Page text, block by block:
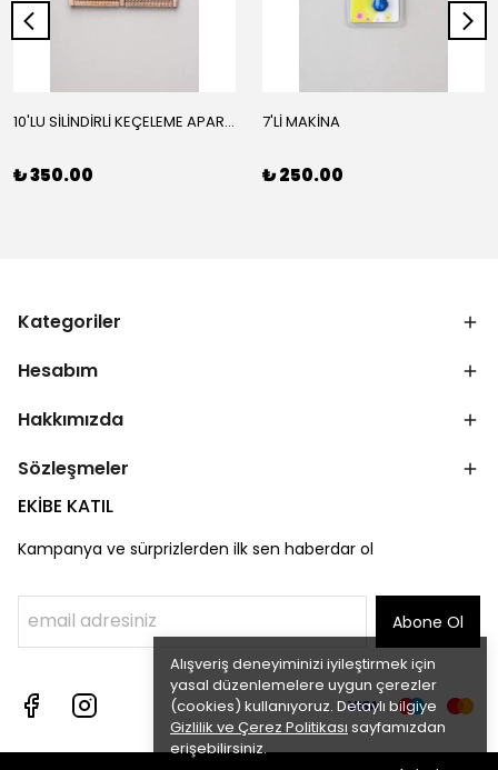
Alışveriş deneyiminizi iyileştirmek için
yasal düzenlemelere uygun çerezler
(cookies) kullanıyoruz. Detaylı bilgiye
Gizlilik ve Çerez Politikası sayfamızdan
erişebilirsiniz.
10'LU SİLİNDİRLİ KEÇELEME APARATI
₺ 350.00
7'Lİ MAKİNA
₺ 250.00
Kategoriler
Hesabım
Hakkımızda
Sözleşmeler
EKİBE KATIL
Kampanya ve sürprizlerden ilk sen haberdar ol
Abone Ol